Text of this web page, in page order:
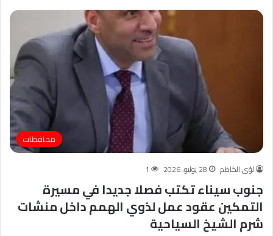
محافظات
لؤى الكاظم 28 يوليو، 2026 1
جنوب سيناء تكتب فصلا جديدا في مسيرة
التمكين عقود عمل لذوي الهمم داخل منشات
شرم الشيخ السياحية